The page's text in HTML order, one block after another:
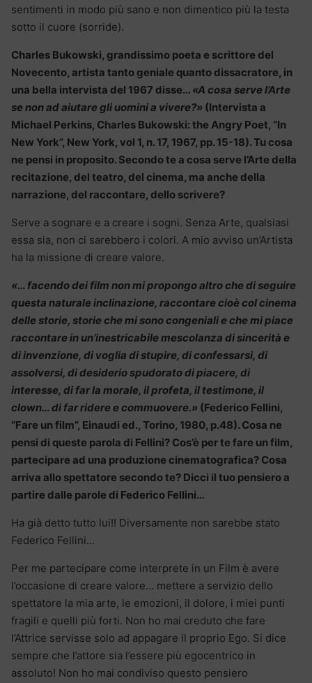
sentimenti in modo più sano e non dimentico più la testa
sotto il cuore (sorride).
Charles Bukowski, grandissimo poeta e scrittore del
Novecento, artista tanto geniale quanto dissacratore, in
una bella intervista del 1967 disse… «A cosa serve l’Arte
se non ad aiutare gli uomini a vivere?» (Intervista a
Michael Perkins, Charles Bukowski: the Angry Poet, “In
New York”, New York, vol 1, n. 17, 1967, pp. 15-18). Tu cosa
ne pensi in proposito. Secondo te a cosa serve l’Arte della
recitazione, del teatro, del cinema, ma anche della
narrazione, del raccontare, dello scrivere?
Serve a sognare e a creare i sogni. Senza Arte, qualsiasi
essa sia, non ci sarebbero i colori. A mio avviso un’Artista
ha la missione di creare valore.
«… facendo dei film non mi propongo altro che di seguire
questa naturale inclinazione, raccontare cioè col cinema
delle storie, storie che mi sono congeniali e che mi piace
raccontare in un’inestricabile mescolanza di sincerità e
di invenzione, di voglia di stupire, di confessarsi, di
assolversi, di desiderio spudorato di piacere, di
interesse, di far la morale, il profeta, il testimone, il
clown… di far ridere e commuovere.» (Federico Fellini,
“Fare un film”, Einaudi ed., Torino, 1980, p.48). Cosa ne
pensi di queste parola di Fellini? Cos’è per te fare un film,
partecipare ad una produzione cinematografica? Cosa
arriva allo spettatore secondo te? Dicci il tuo pensiero a
partire dalle parole di Federico Fellini…
Ha già detto tutto lui!! Diversamente non sarebbe stato
Federico Fellini…
Per me partecipare come interprete in un Film è avere
l’occasione di creare valore… mettere a servizio dello
spettatore la mia arte, le emozioni, il dolore, i miei punti
fragili e quelli più forti. Non ho mai creduto che fare
l’Attrice servisse solo ad appagare il proprio Ego. Si dice
sempre che l’attore sia l’essere più egocentrico in
assoluto! Non ho mai condiviso questo pensiero